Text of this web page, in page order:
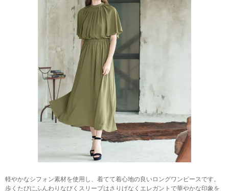
軽やかなシフォン素材を使用し、着てて着心地の良いロングワンピースです。
歩くたびにふんわりなびくスリーブはさりげなくエレガントで華やかな印象を